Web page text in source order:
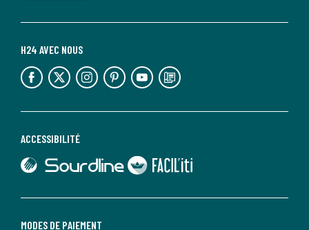
MODES DE PAIEMENT
ACCESSIBILITÉ
lien vers Sourdline
lien vers Faciliti
H24 AVEC NOUS
lien vers l'espace réseaux sociaux lien vers l'espace réseaux sociaux lien vers l'espace réseaux sociaux lien vers l'espace réseaux sociaux lien vers l'espace réseaux sociaux lien vers le blog la redoute